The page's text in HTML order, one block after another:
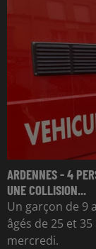
ARDENNES - 4
UNE COLLISION...
Un garçon de 9
âgés de 25 et
mercredi.